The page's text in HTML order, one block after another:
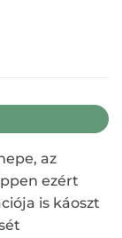
az
ezért
is káoszt